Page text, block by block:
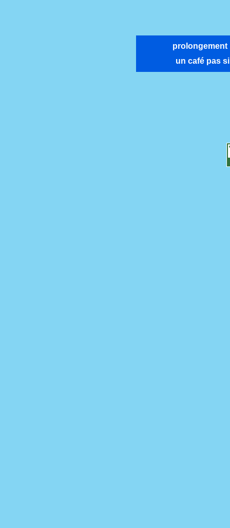
prolongement
un café pas